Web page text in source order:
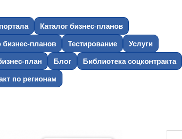
Каталог бизнес-планов
бизнес-планов
Тестирование
Услуги
план
Блог
Библиотека соцконтракта
по регионам